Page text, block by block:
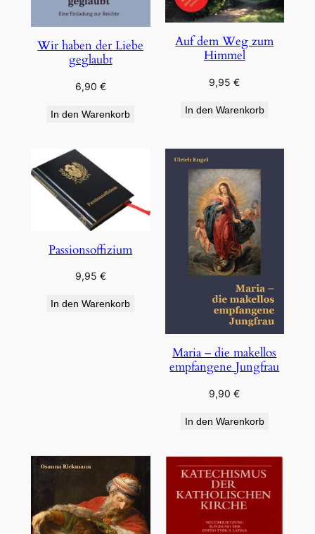
Wir haben der Liebe
geglaubt
6,90 €
In den Warenkorb
Auf dem Weg zum
Himmel
9,95€
In den Warenkorb
Passionsoffizium
9,95 €
In den Warenkorb
Maria – die makellos
empfangene Jungfrau
9,90€
In den Warenkorb